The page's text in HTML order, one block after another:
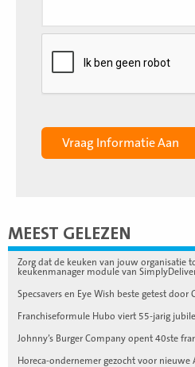
MEEST GELEZEN
Zorg dat de keuken van jouw organisatie
keukenmanager module van
Specsavers en Eye Wish beste getest
Franchiseformule Hubo viert 55-jarig
Johnny’s Burger Company opent 40ste
Horeca-ondernemer gezocht voor